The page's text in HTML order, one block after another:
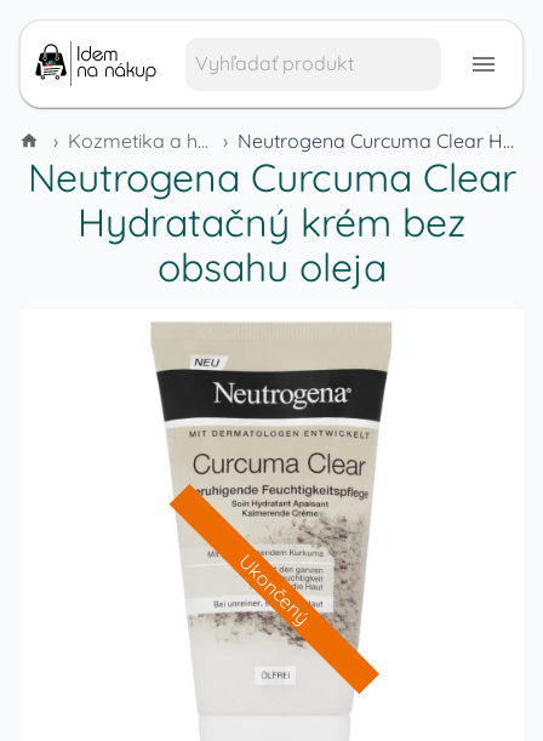
› Kozmetika a hygienické potreby › Neutrogena Curcuma Clear Hydratačný krém bez obsahu oleja
Neutrogena Curcuma Clear
Hydratačný krém bez
obsahu oleja
Ukončený